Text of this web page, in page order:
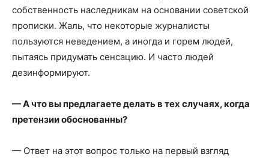
собственность наследникам на основании советской
прописки. Жаль, что некоторые журналисты
пользуются неведением, а иногда и горем людей,
пытаясь придумать сенсацию. И часто людей
дезинформируют.
— А что вы предлагаете делать в тех случаях, когда
претензии обоснованны?
— Ответ на этот вопрос только на первый взгляд